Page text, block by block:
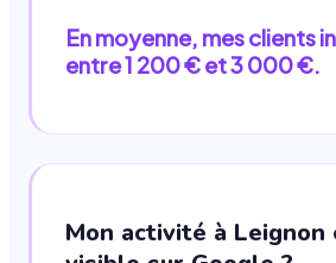
En moyenne, mes clients
entre 1 200 € et 3 000 €.
Mon activité à